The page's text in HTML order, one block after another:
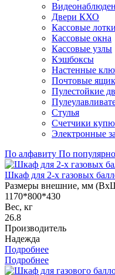
Двери КХО
Кассовые лотки
Кассовые окна
Кассовые узлы
Кэшбоксы
Настенные
Почтовые
Пулестойкие
Стулья
Счетчики
Электронные
По алфавиту По
Шкаф для 2-х газовых
Размеры внешние, мм
1170*800*430
Вес, кг
26.8
Производитель
Надежда
Подробнее
Подробнее